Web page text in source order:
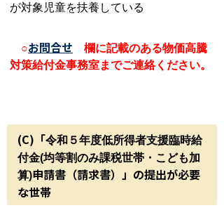
が対象児童を扶養している
○お問合せ 欄に記載のある物価高騰
対策給付金事務室までご連絡ください。
(C)「令和５年度低所得者支援臨時給
付金(均等割のみ課税世帯・こども加
算)申請書（請求書）」の提出が必要
な世帯